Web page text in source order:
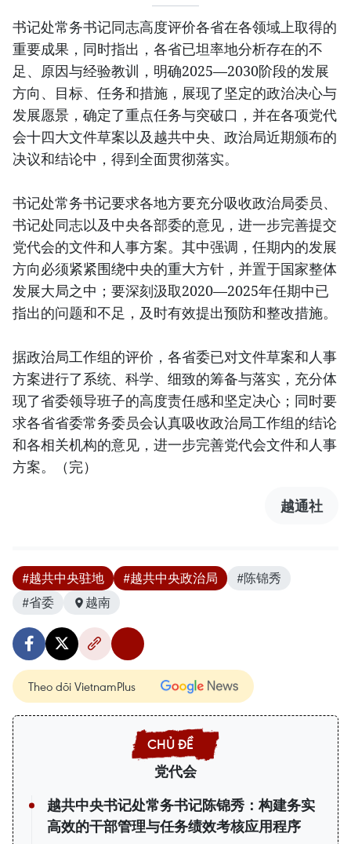
书记处常务书记同志高度评价各省在各领域上取得的
重要成果，同时指出，各省已坦率地分析存在的不
足、原因与经验教训，明确2025—2030阶段的发展
方向、目标、任务和措施，展现了坚定的政治决心与
发展愿景，确定了重点任务与突破口，并在各项党代
会十四大文件草案以及越共中央、政治局近期颁布的
决议和结论中，得到全面贯彻落实。
书记处常务书记要求各地方要充分吸收政治局委员、
书记处同志以及中央各部委的意见，进一步完善提交
党代会的文件和人事方案。其中强调，任期内的发展
方向必须紧紧围绕中央的重大方针，并置于国家整体
发展大局之中；要深刻汲取2020—2025年任期中已
指出的问题和不足，及时有效提出预防和整改措施。
据政治局工作组的评价，各省委已对文件草案和人事
方案进行了系统、科学、细致的筹备与落实，充分体
现了省委领导班子的高度责任感和坚定决心；同时要
求各省省委常务委员会认真吸收政治局工作组的结论
和各相关机构的意见，进一步完善党代会文件和人事
方案。（完）
越通社
#越共中央驻地 #越共中央政治局
#陈锦秀
#省委
越南
Theo dõi VietnamPlus
党代会
越共中央书记处常务书记陈锦秀：构建务实
高效的干部管理与任务绩效考核应用程序